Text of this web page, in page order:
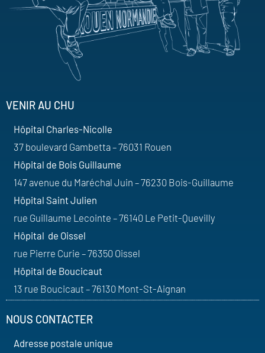
VENIR AU CHU
Hôpital Charles-Nicolle
37 boulevard Gambetta – 76031 Rouen
Hôpital de Bois Guillaume
147 avenue du Maréchal Juin – 76230 Bois-Guillaume
Hôpital Saint Julien
rue Guillaume Lecointe – 76140 Le Petit-Quevilly
Hôpital de Oissel
rue Pierre Curie – 76350 Oissel
Hôpital de Boucicaut
13 rue Boucicaut – 76130 Mont-St-Aignan
NOUS CONTACTER
Adresse postale unique